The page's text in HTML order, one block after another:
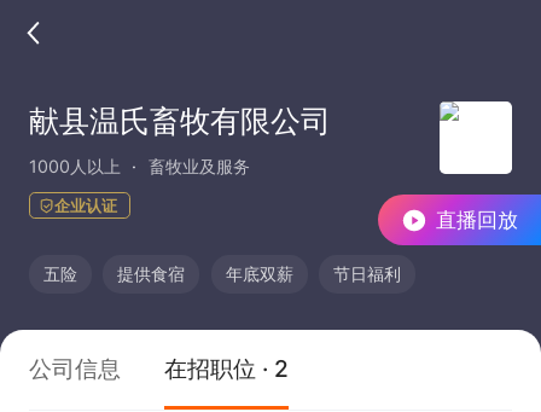
直播回放
献县温氏畜牧有限公司
1000人以上 畜牧业及服务
企业认证
五险 提供食宿 年底双薪 节日福利
公司信息 在招职位 · 2